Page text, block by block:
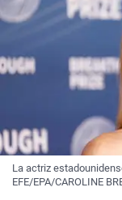
La actriz
EFE/EPA/CAROLINE